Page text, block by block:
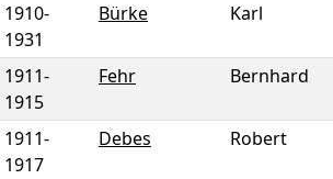
1910-
1931
Bürke Karl
1911-
1915
Fehr Bernhard
1911-
1917
Debes Robert